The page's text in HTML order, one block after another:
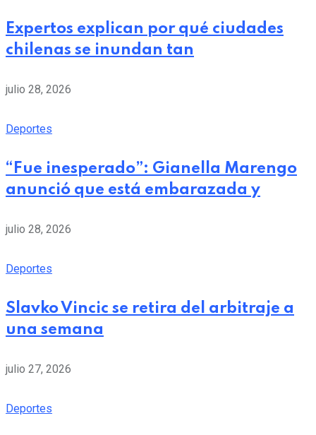
Expertos explican por qué ciudades
chilenas se inundan tan
julio 28, 2026
Deportes
“Fue inesperado”: Gianella Marengo
anunció que está embarazada y
julio 28, 2026
Deportes
Slavko Vincic se retira del arbitraje a
una semana
julio 27, 2026
Deportes